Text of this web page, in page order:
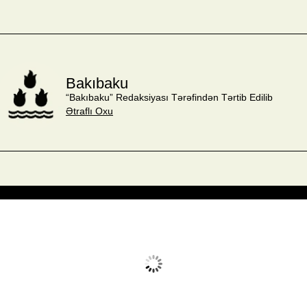
Bakıbaku
“Bakıbaku” Redaksiyası Tərəfindən Tərtib Edilib
Ətraflı Oxu